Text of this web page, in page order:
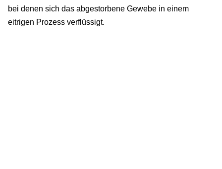
bei denen sich das abgestorbene Gewebe in einem
eitrigen Prozess verflüssigt.